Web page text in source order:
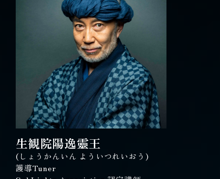
生観院陽逸靈王
(しょうかんいん よういつれいおう)
護導Tuner